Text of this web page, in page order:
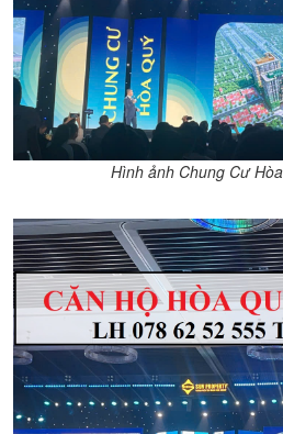
Hình ảnh Chung Cư